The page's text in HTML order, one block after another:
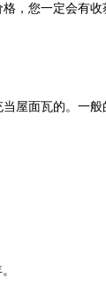
，您一定会有收
面瓦的。一般